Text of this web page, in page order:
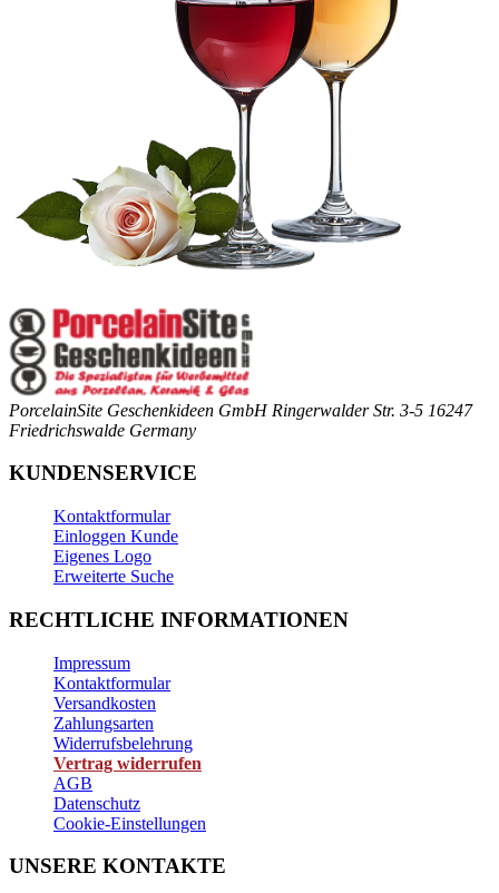
PorcelainSite Geschenkideen GmbH Ringerwalder Str. 3-5 16247
Friedrichswalde Germany
KUNDENSERVICE
Kontaktformular
Einloggen Kunde
Eigenes Logo
Erweiterte Suche
RECHTLICHE INFORMATIONEN
Impressum
Kontaktformular
Versandkosten
Zahlungsarten
Widerrufsbelehrung
Vertrag widerrufen
AGB
Datenschutz
Cookie-Einstellungen
UNSERE KONTAKTE